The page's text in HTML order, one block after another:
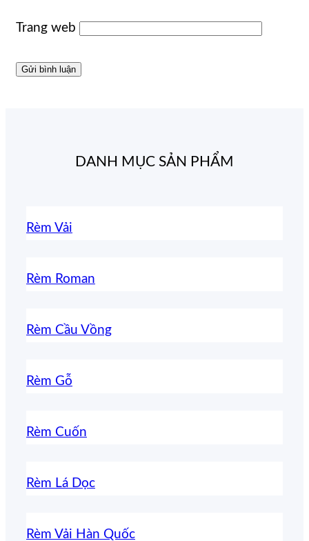
Trang web
DANH MỤC SẢN PHẨM
Rèm Vải
Rèm Roman
Rèm Cầu Vồng
Rèm Gỗ
Rèm Cuốn
Rèm Lá Dọc
Rèm Vải Hàn Quốc